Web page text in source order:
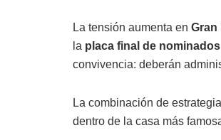
La tensión aumenta en Gran
la placa final de nominados
convivencia: deberán
La combinación de
dentro de la casa más